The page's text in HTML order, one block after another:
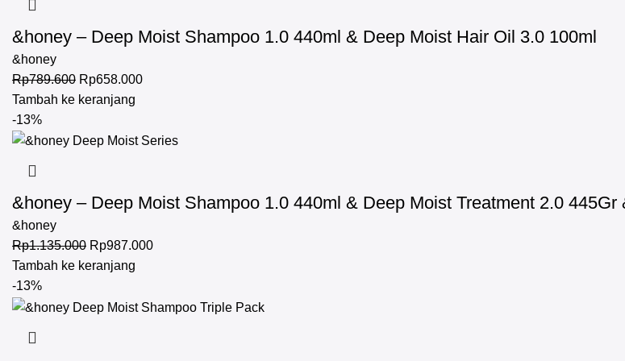
&honey – Deep Moist Shampoo 1.0 440ml & Deep Moist Hair Oil 3.0 100ml
&honey
Rp789.600 Rp658.000
Tambah ke keranjang
-13%
&honey – Deep Moist Shampoo 1.0 440ml & Deep Moist Treatment 2.0 445Gr
&honey
Rp1.135.000 Rp987.000
Tambah ke keranjang
-13%